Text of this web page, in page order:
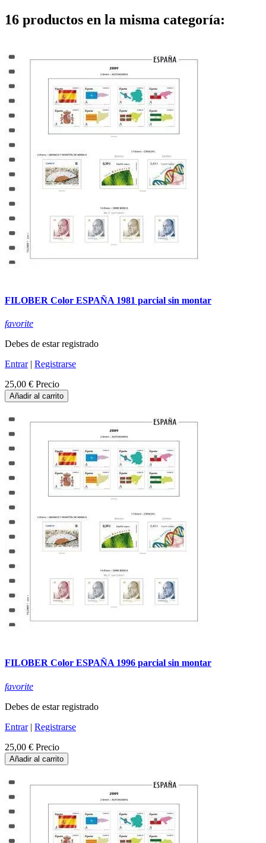
16 productos en la misma categoría:
FILOBER Color ESPAÑA 1981 parcial sin montar
favorite
Debes de estar registrado
Entrar| Registrarse
25,00 € Precio
Añadir al carrito
FILOBER Color ESPAÑA 1996 parcial sin montar
favorite
Debes de estar registrado
Entrar| Registrarse
25,00 € Precio
Añadir al carrito